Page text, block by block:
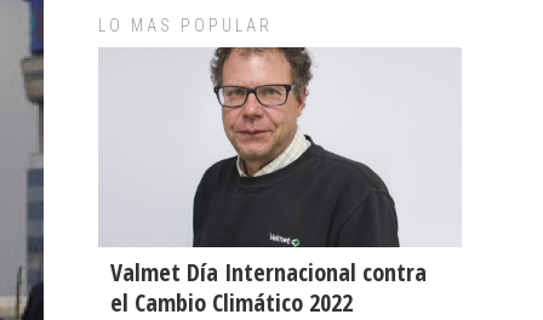
LO MAS POPULAR
Valmet Día Internacional contra
el Cambio Climático 2022